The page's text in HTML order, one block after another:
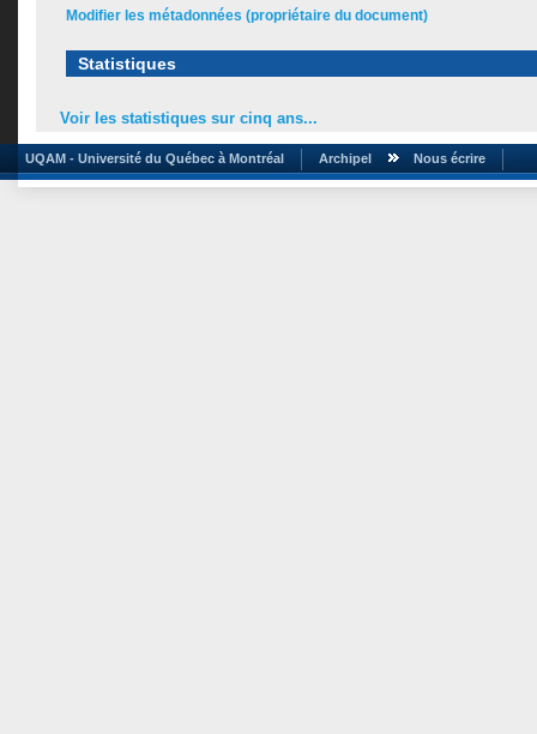
Modifier les métadonnées (propriétaire du document)
Statistiques
Voir les statistiques sur cinq ans...
UQAM - Université du Québec à Montréal Archipel Nous écrire